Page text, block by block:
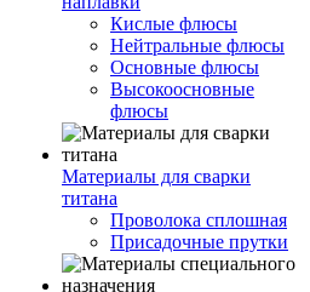
Кислые флюсы
Нейтральные флюсы
Основные флюсы
Высокоосновные
флюсы
Материалы для сварки
титана
Проволока сплошная
Присадочные прутки